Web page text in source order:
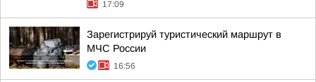
17:09
Зарегистрируй туристический маршрут в
МЧС России
16:56